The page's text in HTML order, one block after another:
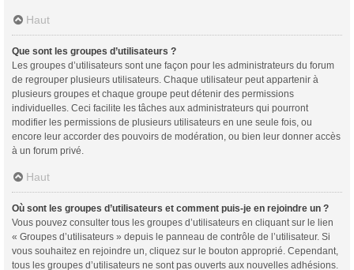
Haut
Que sont les groupes d’utilisateurs ?
Les groupes d’utilisateurs sont une façon pour les administrateurs du forum
de regrouper plusieurs utilisateurs. Chaque utilisateur peut appartenir à
plusieurs groupes et chaque groupe peut détenir des permissions
individuelles. Ceci facilite les tâches aux administrateurs qui pourront
modifier les permissions de plusieurs utilisateurs en une seule fois, ou
encore leur accorder des pouvoirs de modération, ou bien leur donner accès
à un forum privé.
Haut
Où sont les groupes d’utilisateurs et comment puis-je en rejoindre un ?
Vous pouvez consulter tous les groupes d’utilisateurs en cliquant sur le lien
« Groupes d’utilisateurs » depuis le panneau de contrôle de l’utilisateur. Si
vous souhaitez en rejoindre un, cliquez sur le bouton approprié. Cependant,
tous les groupes d’utilisateurs ne sont pas ouverts aux nouvelles adhésions.